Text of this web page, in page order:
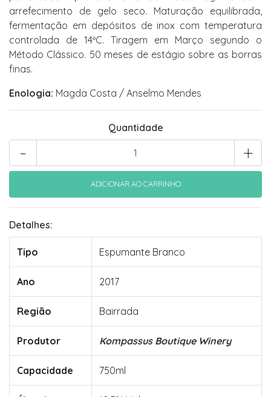
arrefecimento de gelo seco. Maturação equilibrada,
fermentação em depósitos de inox com temperatura
controlada de 14ºC. Tiragem em Março segundo o
Método Clássico. 50 meses de estágio sobre as borras
finas.
Enologia: Magda Costa / Anselmo Mendes
Quantidade
+
-
Detalhes:
Tipo Espumante Branco
Ano 2017
Região Bairrada
Produtor Kompassus Boutique Winery
Capacidade 750ml